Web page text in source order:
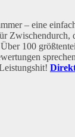
– eine
Zwischendurch,
100
sprechen